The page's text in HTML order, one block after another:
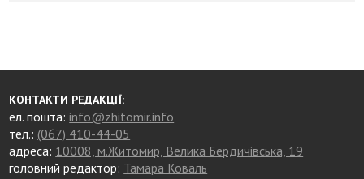
КОНТАКТИ РЕДАКЦІЇ:
ел. пошта:info@zhitomir.info
тел.: (067) 410-44-05
адреса: 10008, м.Житомир, Велика Бердичівська, 19
головний редактор: Тамара Коваль